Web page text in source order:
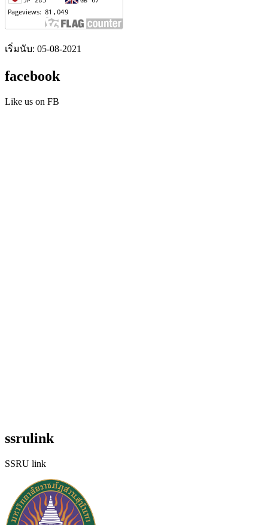
เริ่มนับ: 05-08-2021
facebook
Like us on FB
ssrulink
SSRU link